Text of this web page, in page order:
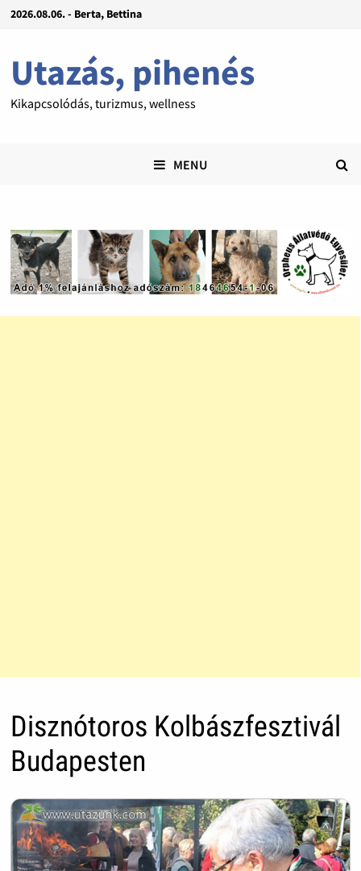
2026.08.06. - Berta, Bettina
Utazás, pihenés
Kikapcsolódás, turizmus, wellness
MENU
Disznótoros Kolbászfesztivál
Budapesten